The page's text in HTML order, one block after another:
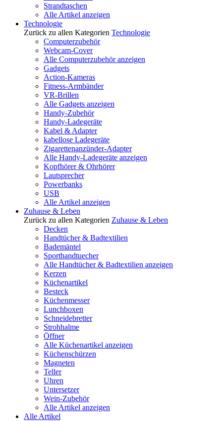
Strandtaschen
Alle Artikel anzeigen
Technologie
Zurück zu allen Kategorien Technologie
Computerzubehör
Webcam-Cover
Alle Computerzubehör anzeigen
Gadgets
Action-Kameras
Fitness-Armbänder
VR-Brillen
Alle Gadgets anzeigen
Handy-Zubehör
Handy-Ladegeräte
Kabel & Adapter
kabellose Ladegeräte
Zigarettenanzünder-Adapter
Alle Handy-Ladegeräte anzeigen
Kopfhörer & Ohrhörer
Lautsprecher
Powerbanks
USB
Alle Artikel anzeigen
Zuhause & Leben
Zurück zu allen Kategorien Zuhause & Leben
Decken
Handtücher & Badtextilien
Bademäntel
Sporthandtuecher
Alle Handtücher & Badtextilien anzeigen
Kerzen
Küchenartikel
Besteck
Küchenmesser
Lunchboxen
Schneidebretter
Strohhalme
Öffner
Alle Küchenartikel anzeigen
Küchenschürzen
Magneten
Teller
Uhren
Untersetzer
Wein-Zubehör
Alle Artikel anzeigen
Alle Artikel